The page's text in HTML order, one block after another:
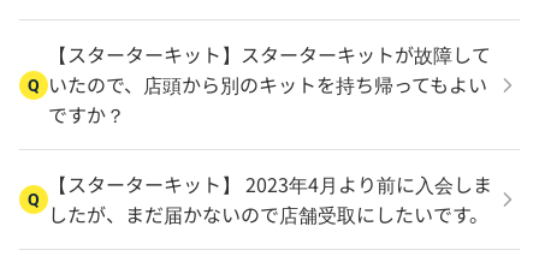
Q
【スターターキット】スターターキットが故障して
いたので、店頭から別のキットを持ち帰ってもよい
ですか？
Q
【スターターキット】 2023年4月より前に入会しま
したが、まだ届かないので店舗受取にしたいです。